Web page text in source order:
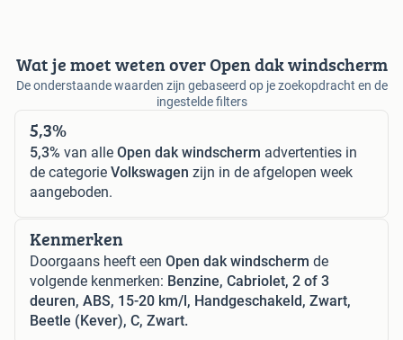
Wat je moet weten over Open dak windscherm
De onderstaande waarden zijn gebaseerd op je zoekopdracht en de
ingestelde filters
5,3%
5,3% van alle Open dak windscherm advertenties in
de categorie Volkswagen zijn in de afgelopen week
aangeboden.
Kenmerken
Doorgaans heeft een Open dak windscherm de
volgende kenmerken: Benzine, Cabriolet, 2 of 3
deuren, ABS, 15-20 km/l, Handgeschakeld, Zwart,
Beetle (Kever), C, Zwart.